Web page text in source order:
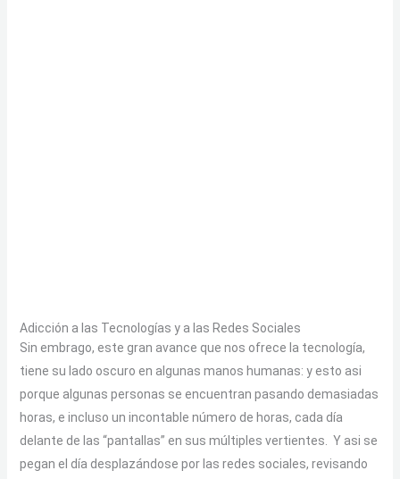
Adicción a las Tecnologías y a las Redes Sociales
Sin embrago, este gran avance que nos ofrece la tecnología,
tiene su lado oscuro en algunas manos humanas: y esto asi
porque algunas personas se encuentran pasando demasiadas
horas, e incluso un incontable número de horas, cada día
delante de las “pantallas” en sus múltiples vertientes. Y asi se
pegan el día desplazándose por las redes sociales, revisando